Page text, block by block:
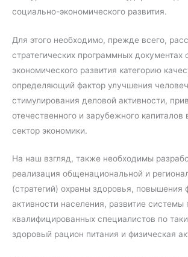
социально-экономического развития.
Для этого необходимо, прежде всего,
стратегических программных документах
экономического развития категорию
определяющий фактор улучшения
стимулирования деловой активности,
отечественного и зарубежного капиталов
сектор экономики.
На наш взгляд, также необходимы
реализация общенациональной и
(стратегий) охраны здоровья, повышения
активности населения, развитие системы
квалифицированных специалистов по
здоровый рацион питания и физическая